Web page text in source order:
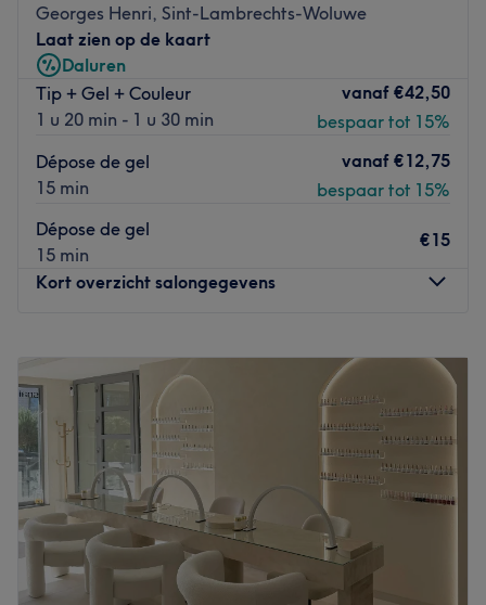
Georges Henri, Sint-Lambrechts-Woluwe
Laat zien op de kaart
Daluren
Tip + Gel + Couleur
1 u 20 min - 1 u 30 min
vanaf €42,50
bespaar tot 15%
Dépose de gel
15 min
vanaf €12,75
bespaar tot 15%
Dépose de gel
15 min
€15
Kort overzicht salongegevens
Dinsdag
10:00
Woensdag
10:00 –
Donderdag
10:00
19:30
Vrijdag
10:00–19:30
Zaterdag
10:00– 19:30
Zondag
19:30
Situé à Woluwe-Saint-Lambert, Emmanails Pro est un bar
à ongles à l'ambiance conviviale et décontractée. Emma